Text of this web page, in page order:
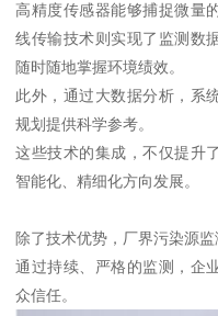
高精度传感器能够捕捉微量
线传输技术则实现了监测数
随时随地掌握环境绩效。
此外，通过大数据分析，系
规划提供科学参考。
这些技术的集成，不仅提升
智能化、精细化方向发展。
除了技术优势，厂界污染源
通过持续、严格的监测，企
众信任。